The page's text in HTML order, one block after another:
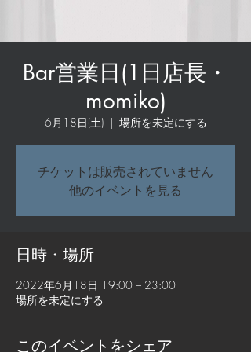
Bar営業日(1日店長・
momiko)
6月18日(土)
  |
場所を未定にする
チケットは販売されていません
他のイベントを見る
日時・場所
2022年6月18日 19:00 – 23:00
場所を未定にする
このイベントをシェア